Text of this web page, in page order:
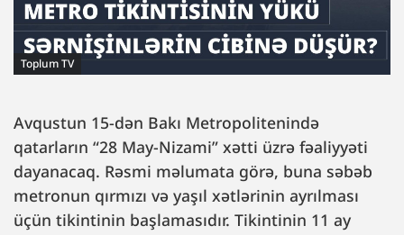
Toplum TV
Avqustun 15-dən Bakı Metropolitenində
qatarların “28 May-Nizami” xətti üzrə fəaliyyəti
dayanacaq. Rəsmi məlumata görə, buna səbəb
metronun qırmızı və yaşıl xətlərinin ayrılması
üçün tikintinin başlamasıdır. Tikintinin 11 ay